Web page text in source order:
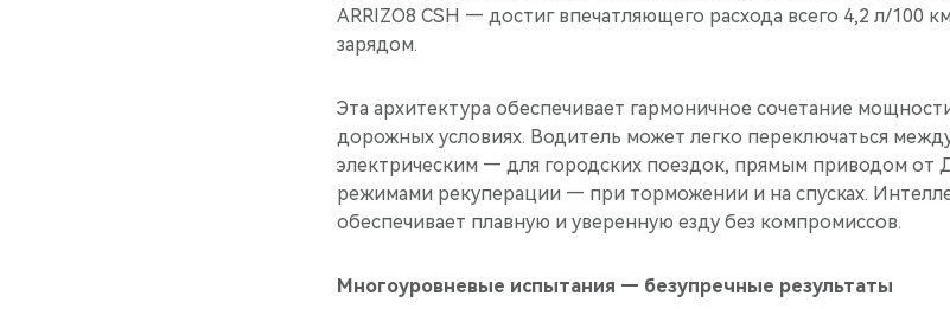
ARRIZO8 CSH — достиг впечатляющего расхода всего 4,2 л/100
зарядом.
Эта архитектура обеспечивает гармоничное сочетание
дорожных условиях. Водитель может легко переключаться
электрическим — для городских поездок, прямым приводом от
режимами рекуперации — при торможении и на спусках.
обеспечивает плавную и уверенную езду без компромиссов.
Многоуровневые испытания — безупречные результаты